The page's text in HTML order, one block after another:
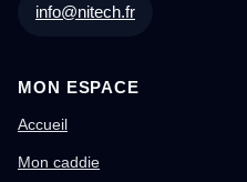
info@nitech.fr
MON ESPACE
Accueil
Mon caddie